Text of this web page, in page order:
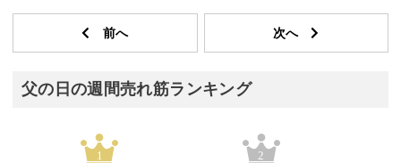
父の日の週間売れ筋ランキング
1 2